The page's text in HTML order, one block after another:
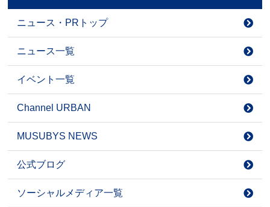
ニュース・PRトップ
ニュース一覧
イベント一覧
Channel URBAN
MUSUBYS NEWS
公式ブログ
ソーシャルメディア一覧